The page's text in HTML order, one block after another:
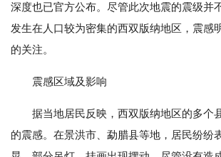
深度也已官方公布。尽管此次地震的震级并
发生在人口较为密集的西双版纳地区，震感
的关注。
震感区域及影响
据当地居民反映，西双版纳地区的多个
的震感。在景洪市、勐腊县等地，居民纷纷